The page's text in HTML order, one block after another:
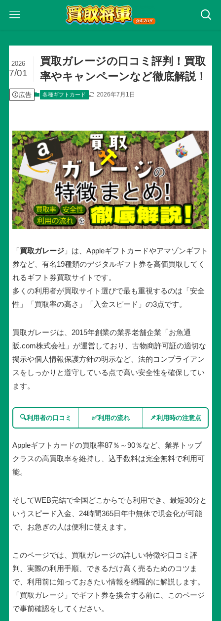
買取ガレージの口コミ評判！買取
率やキャンペーンなど徹底解説！
2026
7/01
広告 各種ギフトカード 2026年7月1日
「買取ガレージ」は、Appleギフトカードやアマゾンギフト
券など、有名19種類のデジタルギフト券を高価買取してく
れるギフト券買取サイトです。
多くの利用者が買取サイト選びで最も重視するのは「安全
性」「買取率の高さ」「入金スピード」の3点です。
買取ガレージは、2015年創業の業界老舗企業「お魚通
販.com株式会社」が運営しており、古物商許可証の適切な
掲示や個人情報保護方針の明示など、法的コンプライアン
スをしっかりと遵守している点で高い安全性を確保してい
ます。
🔍利用者の口コミ ✅利用の流れ 📌利用時の注意点
Appleギフトカードの買取率87％～90％など、 業界トップ
クラスの高買取率を維持し、込手数料は完全無料で利用可
能。
そしてWEB完結で全国どこからでも利用でき、最短30分と
いう スピード入金 、24時間365日年中無休で現金化が可能
で、お急ぎの人は便利に使えます。
このページでは、買取ガレージの詳しい特徴や口コミ評
判、実際の利用手順、できるだけ高く売るためのコツま
で、利用前に知っておきたい情報を網羅的に解説します。
「買取ガレージ」でギフト券を換金する前に、このページ
で事前確認をしてください。